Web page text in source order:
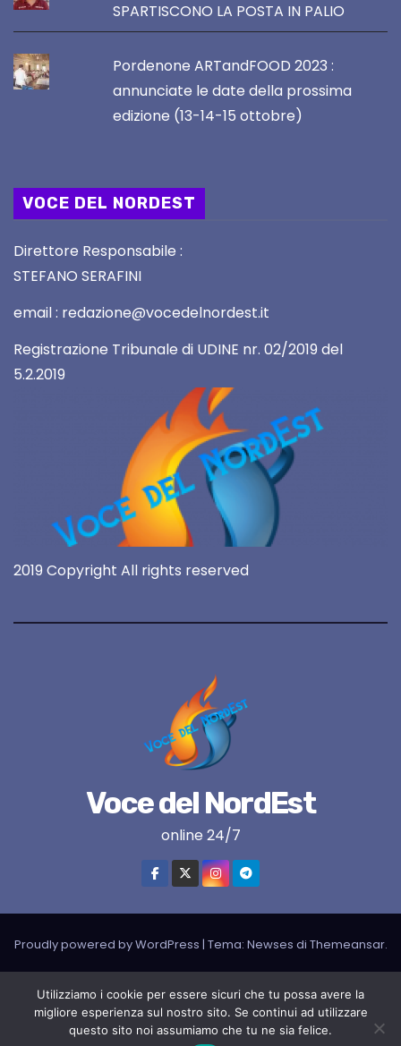
SPARTISCONO LA POSTA IN PALIO
Pordenone ARTandFOOD 2023 :
annunciate le date della prossima
edizione (13-14-15 ottobre)
VOCE DEL NORDEST
Direttore Responsabile :
STEFANO SERAFINI
email : redazione@vocedelnordest.it
Registrazione Tribunale di UDINE nr. 02/2019 del
5.2.2019
2019 Copyright All rights reserved
Voce del NordEst
online 24/7
Proudly powered by WordPress | Tema: Newses di Themeansar.
LIVE RADIO
RADIONORDEST
Il mio account
Utilizziamo i cookie per essere sicuri che tu possa avere la
migliore esperienza sul nostro sito. Se continui ad utilizzare
questo sito noi assumiamo che tu ne sia felice.